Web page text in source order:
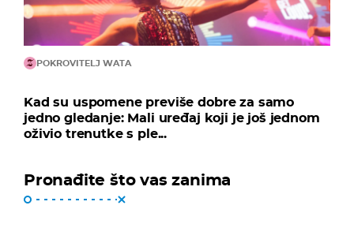
POKROVITELJ WATA
Kad su uspomene previše dobre za samo
jedno gledanje: Mali uređaj koji je još jednom
oživio trenutke s ple...
Pronađite što vas zanima